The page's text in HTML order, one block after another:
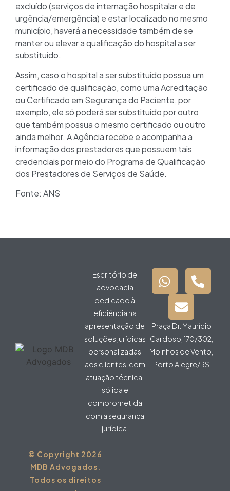
excluído (serviços de internação hospitalar e de
urgência/emergência) e estar localizado no mesmo
município, haverá a necessidade também de se
manter ou elevar a qualificação do hospital a ser
substituído.
Assim, caso o hospital a ser substituído possua um
certificado de qualificação, como uma Acreditação
ou Certificado em Segurança do Paciente, por
exemplo, ele só poderá ser substituído por outro
que também possua o mesmo certificado ou outro
ainda melhor. A Agência recebe e acompanha a
informação dos prestadores que possuem tais
credenciais por meio do Programa de Qualificação
dos Prestadores de Serviços de Saúde.
Fonte: ANS
Escritório de
advocacia
dedicado à
eficiência na
apresentação de
soluções jurídicas
personalizadas
aos clientes, com
atuação técnica,
sólida e
comprometida
com a segurança
jurídica.
Praça Dr. Maurício
Cardoso, 170/302,
Moinhos de Vento,
Porto Alegre/RS
© Copyright 2026
MDB Advogados.
Todos os direitos